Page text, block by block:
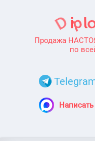
Продажа
по